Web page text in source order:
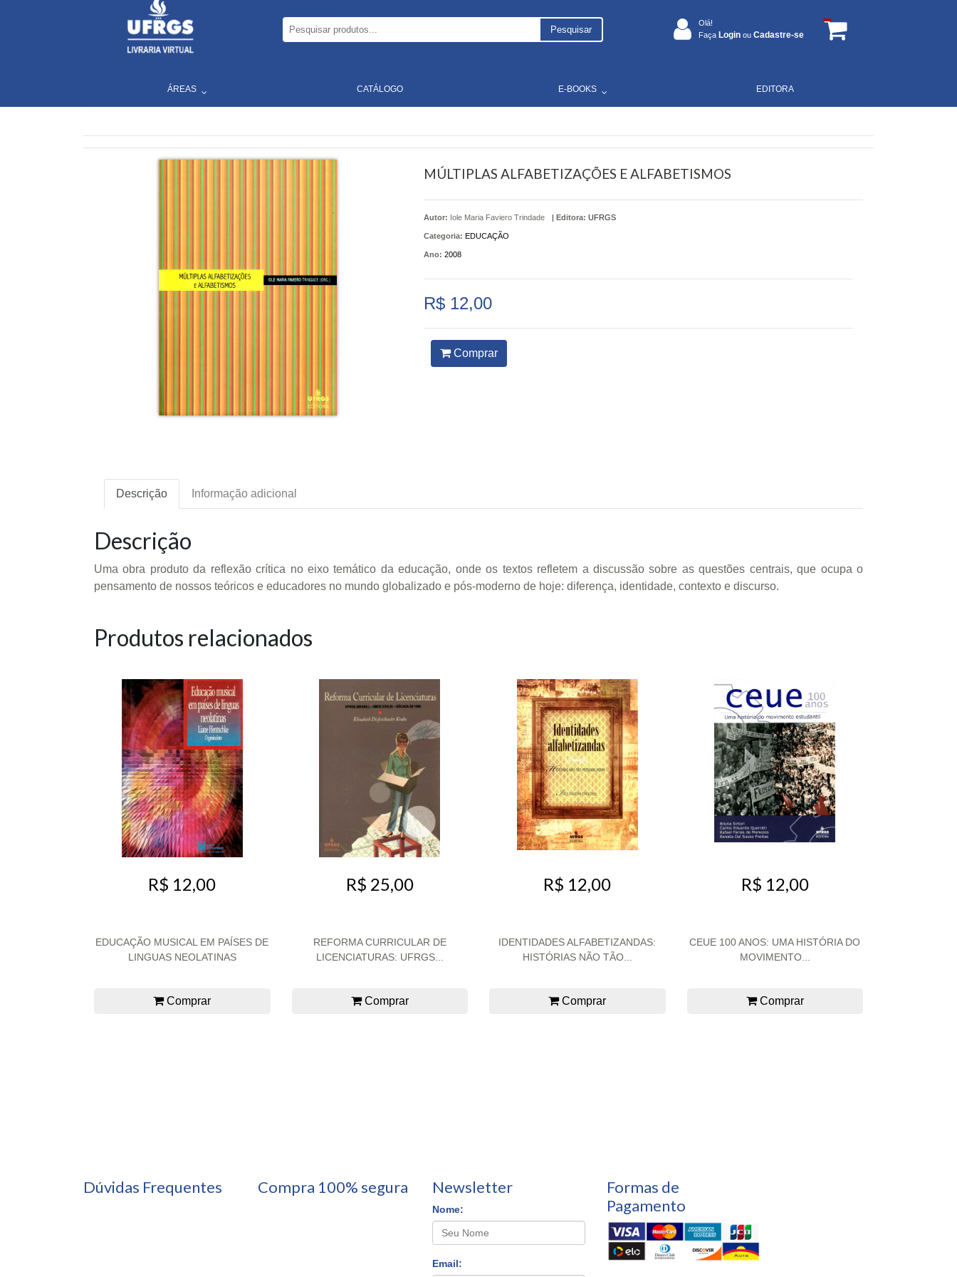
Pesquisar
Olá!
Faça Login ou Cadastre-se
ÁREAS CATÁLOGO E-BOOKS EDITORA
MÚLTIPLAS ALFABETIZAÇÕES E ALFABETISMOS
Autor: Iole Maria Faviero Trindade | Editora: UFRGS
Categoria: EDUCAÇÃO
Ano: 2008
R$ 12,00
Comprar
Descrição Informação adicional
Descrição
Uma obra produto da reflexão crítica no eixo temático da educação, onde os textos refletem a discussão sobre as questões centrais, que ocupa o
pensamento de nossos teóricos e educadores no mundo globalizado e pós-moderno de hoje: diferença, identidade, contexto e discurso.
Produtos relacionados
R$ 12,00
EDUCAÇÃO MUSICAL EM PAÍSES DE
LINGUAS NEOLATINAS
Comprar
R$ 25,00
REFORMA CURRICULAR DE
LICENCIATURAS: UFRGS...
Comprar
R$ 12,00
IDENTIDADES ALFABETIZANDAS:
HISTÓRIAS NÃO TÃO...
Comprar
R$ 12,00
CEUE 100 ANOS: UMA HISTÓRIA DO
MOVIMENTO...
Comprar
Dúvidas Frequentes Compra 100% segura Newsletter
Nome:
Email:
Formas de
Pagamento